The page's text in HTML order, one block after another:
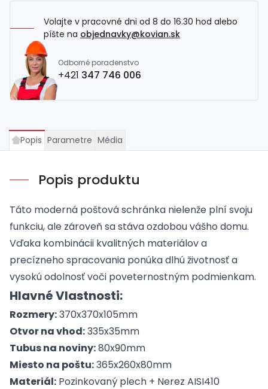
Volajte v pracovné dni od 8 do 16.30 hod alebo
píšte na objednavky@kovian.sk
Odborné poradenstvo
+421 347 746 006
Popis Parametre Média
Popis produktu
Táto moderná poštová schránka nielenže plní svoju
funkciu, ale zároveň sa stáva ozdobou vášho domu.
Vďaka kombinácii kvalitných materiálov a
precízneho spracovania ponúka dlhú životnosť a
vysokú odolnosť voči poveternostným podmienkam.
Hlavné Vlastnosti:
Rozmery:370x370x105mm
Otvor na vhod:335x35mm
Tubus na noviny:80x90mm
Miesto na poštu:365x260x80mm
Materiál: Pozinkovaný plech + Nerez AISI410